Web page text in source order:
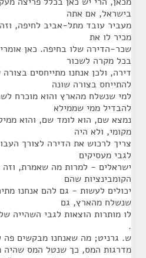
בישראל, אם אתה
מעביר עובד מתל-אביב לחיפה,
מכיר לו את
שכר-הדירה שלו בחיפה. כאן
בכל מקרה לשכור
דירה, ולכן אנחנו מתייחסים
להתייחס בצורה שונה
למי שנשלח מהארץ והוא מוכרח
להבדיל ממי שממילא
נמצא שם, הוא לומד שם, והוא
מקומי, ולא היה
צריך לרכוש את הדירה לצורך
לגבי מעסיקים
ישראלים - למרות מה שאמרת, וזה
הקומבינציות שהם
יכולים לעשות - גם להם אנחנו
שנשלח מהארץ, גם
לו מותרות הוצאות לגבי השהייה
.
ש. גרניט; מה שאנחנו מבקשים פה
מדרגות המס, כך שנטל המס שהיה